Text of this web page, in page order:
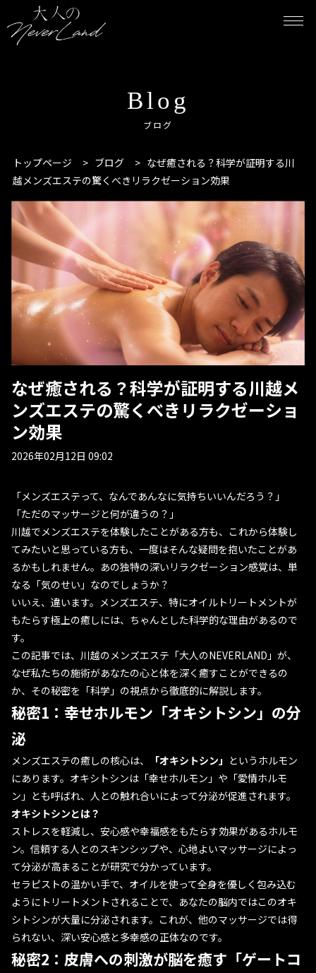
ブログ
Blog
トップページ > ブログ > なぜ癒される？科学が証明する川
越メンズエステの驚くべきリラクゼーション効果
なぜ癒される？科学が証明する川越メ
ンズエステの驚くべきリラクゼーショ
ン効果
2026年02月12日 09:02
「メンズエステって、なんであんなに気持ちいいんだろう？」
「ただのマッサージと何が違うの？」
川越でメンズエステを体験したことがある方も、これから体験し
てみたいと思っている方も、一度はそんな疑問を抱いたことがあ
るかもしれません。あの独特の深いリラクゼーション感覚は、単
なる「気のせい」なのでしょうか？
いいえ、違います。メンズエステ、特にオイルトリートメントが
もたらす極上の癒しには、ちゃんとした科学的な理由があるので
す。
この記事では、川越のメンズエステ「大人のNEVERLAND」が、
なぜ私たちの施術があなたの心と体を深く癒すことができるの
か、その秘密を「科学」の視点から徹底的に解説します。
秘密1：幸せホルモン「オキシトシン」の分
泌
メンズエステの癒しの核心は、 「オキシトシン」 というホルモン
にあります。オキシトシンは「幸せホルモン」や「愛情ホルモ
ン」とも呼ばれ、人との触れ合いによって分泌が促進されます。
オキシトシンとは？
ストレスを軽減し、安心感や幸福感をもたらす効果があるホルモ
ン。信頼する人とのスキンシップや、心地よいマッサージによっ
て分泌が高まることが研究で分かっています。
セラピストの温かい手で、オイルを使って全身を優しく包み込む
ようにトリートメントされることで、あなたの脳内ではこのオキ
シトシンが大量に分泌されます。これが、他のマッサージでは得
られない、深い安心感と多幸感の正体なのです。
秘密2：皮膚への刺激が脳を癒す「ゲートコ